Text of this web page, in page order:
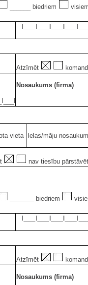
______ biedriem
Atzīmēt
Nosaukums (firma)
vieta Ielas/māju
nav tiesību
_______ biedriem
Atzīmēt
Nosaukums (firma)